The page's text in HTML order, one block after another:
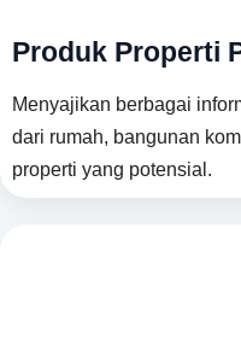
Produk Properti
Menyajikan berbagai
dari rumah, bangunan
properti yang potensial.